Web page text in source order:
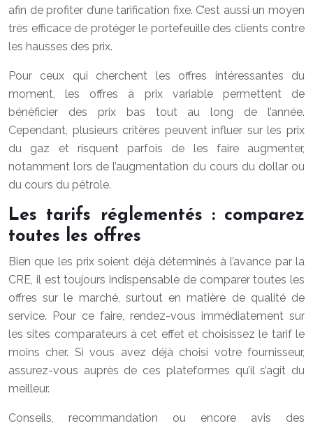
afin de profiter d’une tarification fixe. C’est aussi un moyen
très efficace de protéger le portefeuille des clients contre
les hausses des prix.
Pour ceux qui cherchent les offres intéressantes du
moment, les offres à prix variable permettent de
bénéficier des prix bas tout au long de l’année.
Cependant, plusieurs critères peuvent influer sur les prix
du gaz et risquent parfois de les faire augmenter,
notamment lors de l’augmentation du cours du dollar ou
du cours du pétrole.
Les tarifs réglementés : comparez
toutes les offres
Bien que les prix soient déjà déterminés à l’avance par la
CRE, il est toujours indispensable de comparer toutes les
offres sur le marché, surtout en matière de qualité de
service. Pour ce faire, rendez-vous immédiatement sur
les sites comparateurs à cet effet et choisissez le tarif le
moins cher. Si vous avez déjà choisi votre fournisseur,
assurez-vous auprès de ces plateformes qu’il s’agit du
meilleur.
Conseils, recommandation ou encore avis des